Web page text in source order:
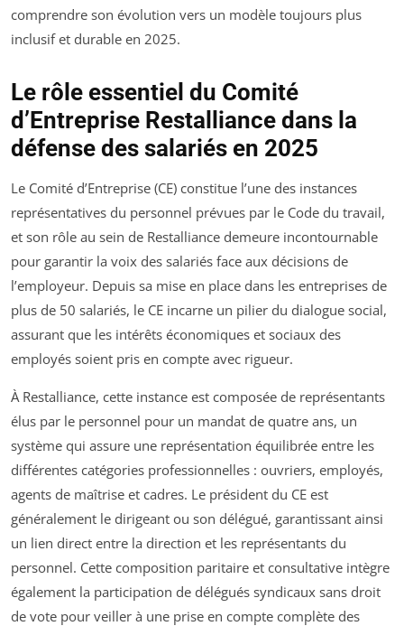
comprendre son évolution vers un modèle toujours plus
inclusif et durable en 2025.
Le rôle essentiel du Comité
d’Entreprise Restalliance dans la
défense des salariés en 2025
Le Comité d’Entreprise (CE) constitue l’une des instances
représentatives du personnel prévues par le Code du travail,
et son rôle au sein de Restalliance demeure incontournable
pour garantir la voix des salariés face aux décisions de
l’employeur. Depuis sa mise en place dans les entreprises de
plus de 50 salariés, le CE incarne un pilier du dialogue social,
assurant que les intérêts économiques et sociaux des
employés soient pris en compte avec rigueur.
À Restalliance, cette instance est composée de représentants
élus par le personnel pour un mandat de quatre ans, un
système qui assure une représentation équilibrée entre les
différentes catégories professionnelles : ouvriers, employés,
agents de maîtrise et cadres. Le président du CE est
généralement le dirigeant ou son délégué, garantissant ainsi
un lien direct entre la direction et les représentants du
personnel. Cette composition paritaire et consultative intègre
également la participation de délégués syndicaux sans droit
de vote pour veiller à une prise en compte complète des